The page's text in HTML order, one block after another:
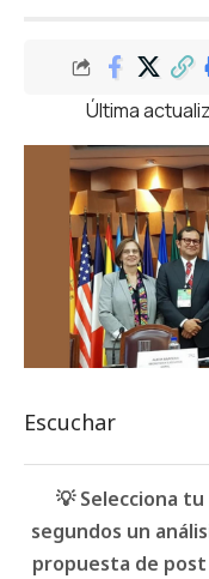
Última
Escuchar
💡 Selecciona
segundos un
propuesta de